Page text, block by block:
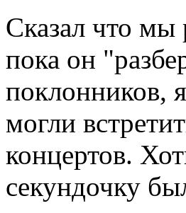
Сказал что мы
пока он
поклонников,
могли
концертов.
секундочку